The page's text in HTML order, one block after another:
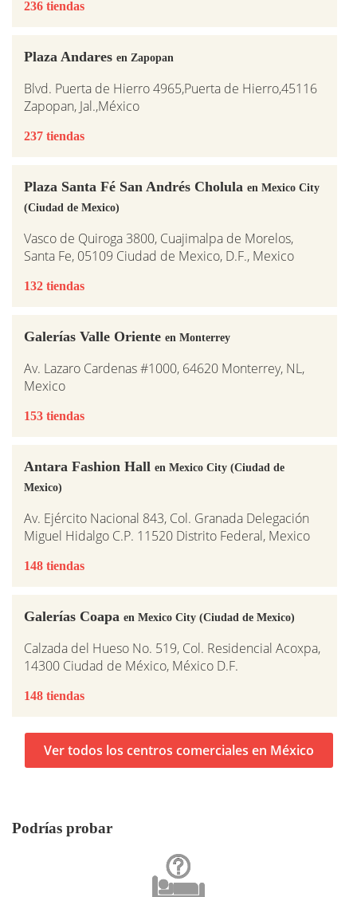
236 tiendas
Plaza Andares en Zapopan
Blvd. Puerta de Hierro 4965,Puerta de Hierro,45116
Zapopan, Jal.,México
237 tiendas
Plaza Santa Fé San Andrés Cholula en Mexico City
(Ciudad de Mexico)
Vasco de Quiroga 3800, Cuajimalpa de Morelos,
Santa Fe, 05109 Ciudad de Mexico, D.F., Mexico
132 tiendas
Galerías Valle Oriente en Monterrey
Av. Lazaro Cardenas #1000, 64620 Monterrey, NL,
Mexico
153 tiendas
Antara Fashion Hall en Mexico City (Ciudad de
Mexico)
Av. Ejército Nacional 843, Col. Granada Delegación
Miguel Hidalgo C.P. 11520 Distrito Federal, Mexico
148 tiendas
Galerías Coapa en Mexico City (Ciudad de Mexico)
Calzada del Hueso No. 519, Col. Residencial Acoxpa,
14300 Ciudad de México, México D.F.
148 tiendas
Ver todos los centros comerciales en México
Podrías probar